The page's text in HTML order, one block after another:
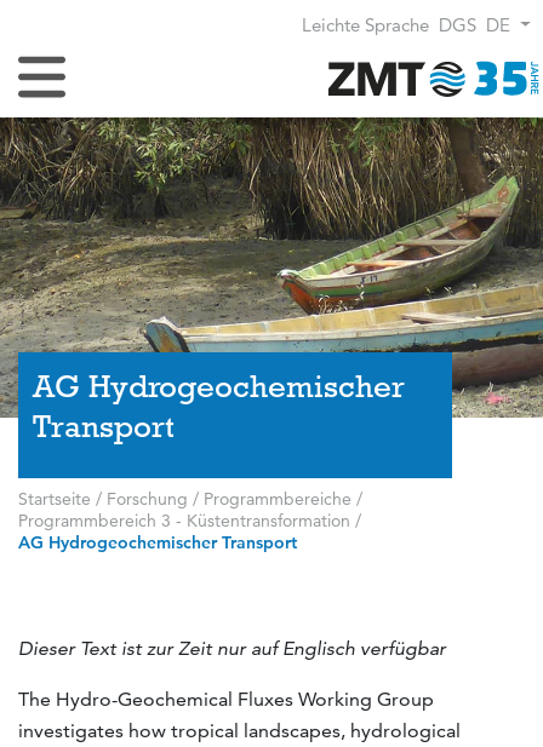
Leichte Sprache DGS DE
Navigation umschalten
AG Hydrogeochemischer
Transport
Startseite / Forschung / Programmbereiche /
Programmbereich 3 - Küstentransformation /
AG Hydrogeochemischer Transport
Dieser Text ist zur Zeit nur auf Englisch verfügbar
The Hydro-Geochemical Fluxes Working Group
investigates how tropical landscapes, hydrological